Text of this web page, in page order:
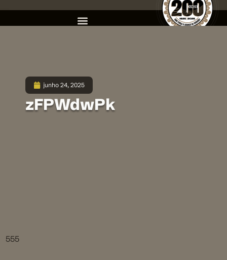
junho 24, 2025
zFPWdwPk
555